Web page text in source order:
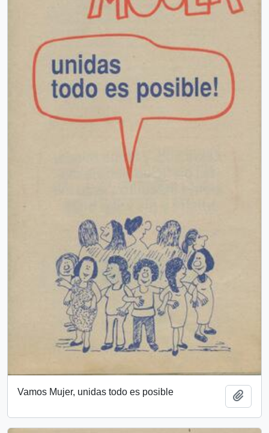
Vamos Mujer, unidas todo es posible